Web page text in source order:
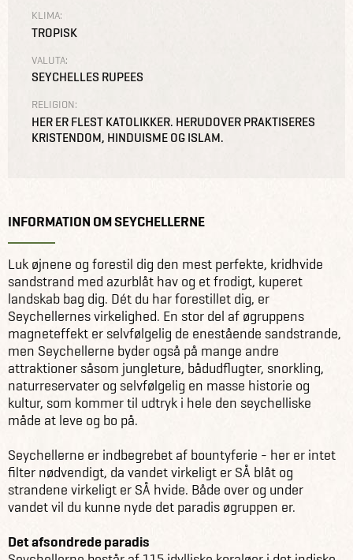
KLIMA:
TROPISK
VALUTA:
SEYCHELLES RUPEES
RELIGION:
HER ER FLEST KATOLIKKER. HERUDOVER PRAKTISERES
KRISTENDOM, HINDUISME OG ISLAM.
INFORMATION OM SEYCHELLERNE
Luk øjnene og forestil dig den mest perfekte, kridhvide
sandstrand med azurblåt hav og et frodigt, kuperet
landskab bag dig. Dét du har forestillet dig, er
Seychellernes virkelighed. En stor del af øgruppens
magneteffekt er selvfølgelig de enestående sandstrande,
men Seychellerne byder også på mange andre
attraktioner såsom jungleture, bådudflugter, snorkling,
naturreservater og selvfølgelig en masse historie og
kultur, som kommer til udtryk i hele den seychelliske
måde at leve og bo på.
Seychellerne er indbegrebet af bountyferie - her er intet
filter nødvendigt, da vandet virkeligt er SÅ blåt og
strandene virkeligt er SÅ hvide. Både over og under
vandet vil du kunne nyde det paradis øgruppen er.
Det afsondrede paradis